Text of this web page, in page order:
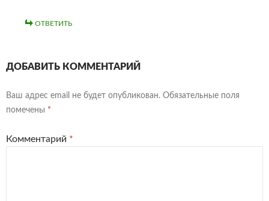
ОТВЕТИТЬ
ДОБАВИТЬ КОММЕНТАРИЙ
Ваш адрес email не будет опубликован. Обязательные поля
помечены *
Комментарий *